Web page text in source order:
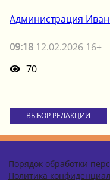
Администрация
09:18 12.02.2026 16+
70
ВЫБОР РЕДАКЦИИ
Порядок обработки
Политика